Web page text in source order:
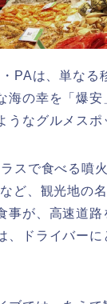
PAは、単なる
海の幸を「爆安
うなグルメスポ
スで食べる噴
ど、観光地の
事が、高速道路
、ドライバーに